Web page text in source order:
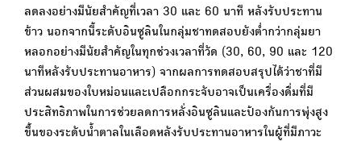
ลดลงอย่างมีนัยสำคัญที่เวลา 30 และ 60 นาที หลังรับประทาน
ข้าว นอกจากนี้ระดับอินซูลินในกลุ่มชาทดสอบยังต่ำกว่ากลุ่มยา
หลอกอย่างมีนัยสำคัญในทุกช่วงเวลาที่วัด (30, 60, 90 และ 120
นาทีหลังรับประทานอาหาร) จากผลการทดสอบสรุปได้ว่าชาที่มี
ส่วนผสมของใบหม่อนและเปลือกกระจับอาจเป็นเครื่องดื่มที่มี
ประสิทธิภาพในการช่วยลดการหลั่งอินซูลินและป้องกันการพุ่งสูง
ขึ้นของระดับน้ำตาลในเลือดหลังรับประทานอาหารในผู้ที่มีภาวะ